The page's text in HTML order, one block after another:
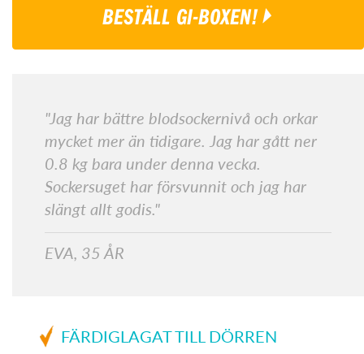
BESTÄLL GI-BOXEN!
"Jag har bättre blodsockernivå och orkar
mycket mer än tidigare. Jag har gått ner
0.8 kg bara under denna vecka.
Sockersuget har försvunnit och jag har
slängt allt godis."
EVA, 35 ÅR
FÄRDIGLAGAT TILL DÖRREN